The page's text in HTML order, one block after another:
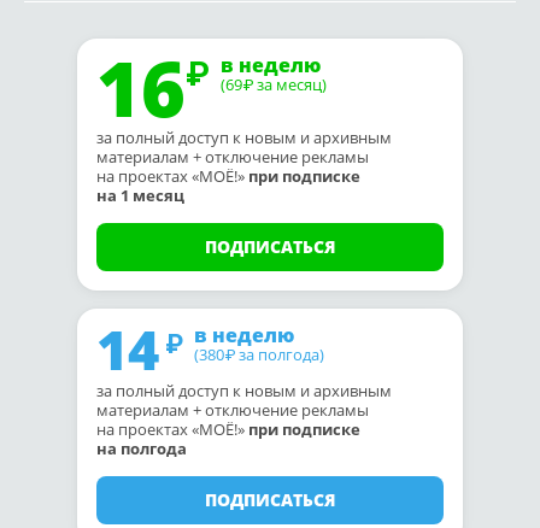
16 в неделю
(69₽ за месяц)
за полный доступ к новым и архивным
материалам + отключение рекламы
на проектах «МОЁ!» при подписке
на 1 месяц
ПОДПИСАТЬСЯ
14 в неделю
(380₽ за полгода)
за полный доступ к новым и архивным
материалам + отключение рекламы
на проектах «МОЁ!» при подписке
на полгода
ПОДПИСАТЬСЯ